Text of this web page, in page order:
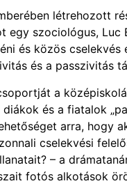
létrehozott
egy szociológus, Luc
és közös
és a passzivitás
a
és a fiatalok
arra, hogy
cselekvési
– a
fotós alkotások